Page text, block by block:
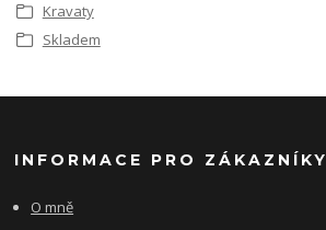
Kravaty
Skladem
INFORMACE PRO ZÁKAZNÍKY
O mně